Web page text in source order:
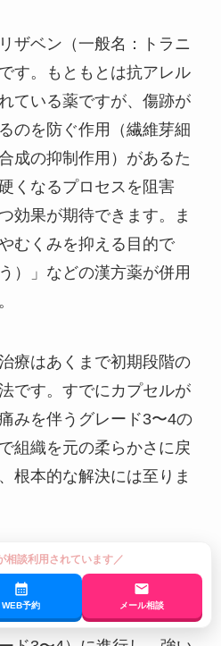
ザベン（一般名：トラニ
す。もともとは抗アレル
ている薬ですが、傷跡が
のを防ぐ作用（繊維芽細
成の抑制作用）があるた
くなるプロセスを阻害
効果が期待できます。ま
むくみを抑える目的で
）」などの漢方薬が併用
療はあくまで初期段階の
です。すでにカプセルが
みを伴うグレード3〜4の
組織を元の柔らかさに戻
根本的な解決には至りま
（再手術）
相談利用されています／
WEB予約 メール相談